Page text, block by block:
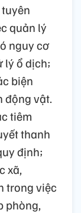
quản lý
nguy cơ
lý ổ dịch;
biện
động vật.
tiêm
thanh
định;
xã,
trong việc
phòng,